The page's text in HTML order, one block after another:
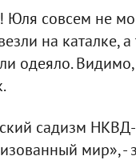
Юля совсем не
на каталке,
одеяло.
садизм
мир», -